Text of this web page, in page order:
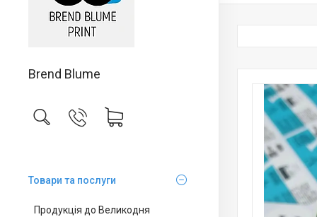
Brend Blume
Товари та послуги
Продукція до Великодня